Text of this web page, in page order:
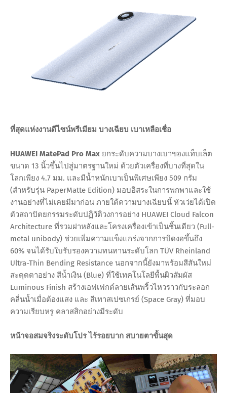
ที่สุดแห่งงานดีไซน์พรีเมียม บางเฉียบ เบาเหลือเชื่อ
HUAWEI MatePad Pro Max ยกระดับความบางเบาของแท็บเล็ต
ขนาด 13 นิ้วขึ้นไปสู่มาตรฐานใหม่ ด้วยตัวเครื่องที่บางที่สุดใน
โลกเพียง 4.7 มม. และมีน้ำหนักเบาเป็นพิเศษเพียง 509 กรัม
(สำหรับรุ่น PaperMatte Edition) มอบอิสระในการพกพาและใช้
งานอย่างที่ไม่เคยมีมาก่อน ภายใต้ความบางเฉียบนี้ หัวเว่ยได้เปิด
ตัวสถาปัตยกรรมระดับปฏิวัติวงการอย่าง HUAWEI Cloud Falcon
Architecture ที่รวมฝาหลังและโครงเครื่องเข้าเป็นชิ้นเดียว (Full-
metal unibody) ช่วยเพิ่มความแข็งแกร่งจากการบิดงอขึ้นถึง
60% จนได้รับใบรับรองความทนทานระดับโลก TÜV Rheinland
Ultra-Thin Bending Resistance นอกจากนี้ยังมาพร้อมสีสันใหม่
สะดุดตาอย่าง สีน้ำเงิน (Blue) ที่ใช้เทคโนโลยีพื้นผิวสัมผัส
Luminous Finish สร้างเอฟเฟกต์ลายเส้นพริ้วไหวราวกับระลอก
คลื่นน้ำเมื่อต้องแสง และ สีเทาสเปซเกรย์ (Space Gray) ที่มอบ
ความเรียบหรู คลาสสิกอย่างมีระดับ
หน้าจอสมจริงระดับโปร ไร้รอยบาก สบายตาขั้นสุด